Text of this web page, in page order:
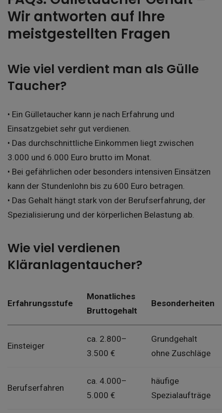
Wir antworten auf Ihre
meistgestellten Fragen
Wie viel verdient man als Gülle
Taucher?
• Ein Gülletaucher kann je nach Erfahrung und
Einsatzgebiet sehr gut verdienen.
• Das durchschnittliche Einkommen liegt zwischen
3.000 und 6.000 Euro brutto im Monat.
• Bei gefährlichen oder besonders intensiven Einsätzen
kann der Stundenlohn bis zu 600 Euro betragen.
• Das Gehalt hängt stark von der Berufserfahrung, der
Spezialisierung und der körperlichen Belastung ab.
Wie viel verdienen
Kläranlagentaucher?
Erfahrungsstufe
Monatliches
Bruttogehalt
Besonderheiten
Einsteiger
ca. 2.800–
3.500 €
Grundgehalt
ohne Zuschläge
Berufserfahren
ca. 4.000–
5.000 €
häufige
Spezialaufträge